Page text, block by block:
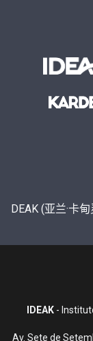
DEAK (亚兰·卡
IDEAK-
Av. Sete de